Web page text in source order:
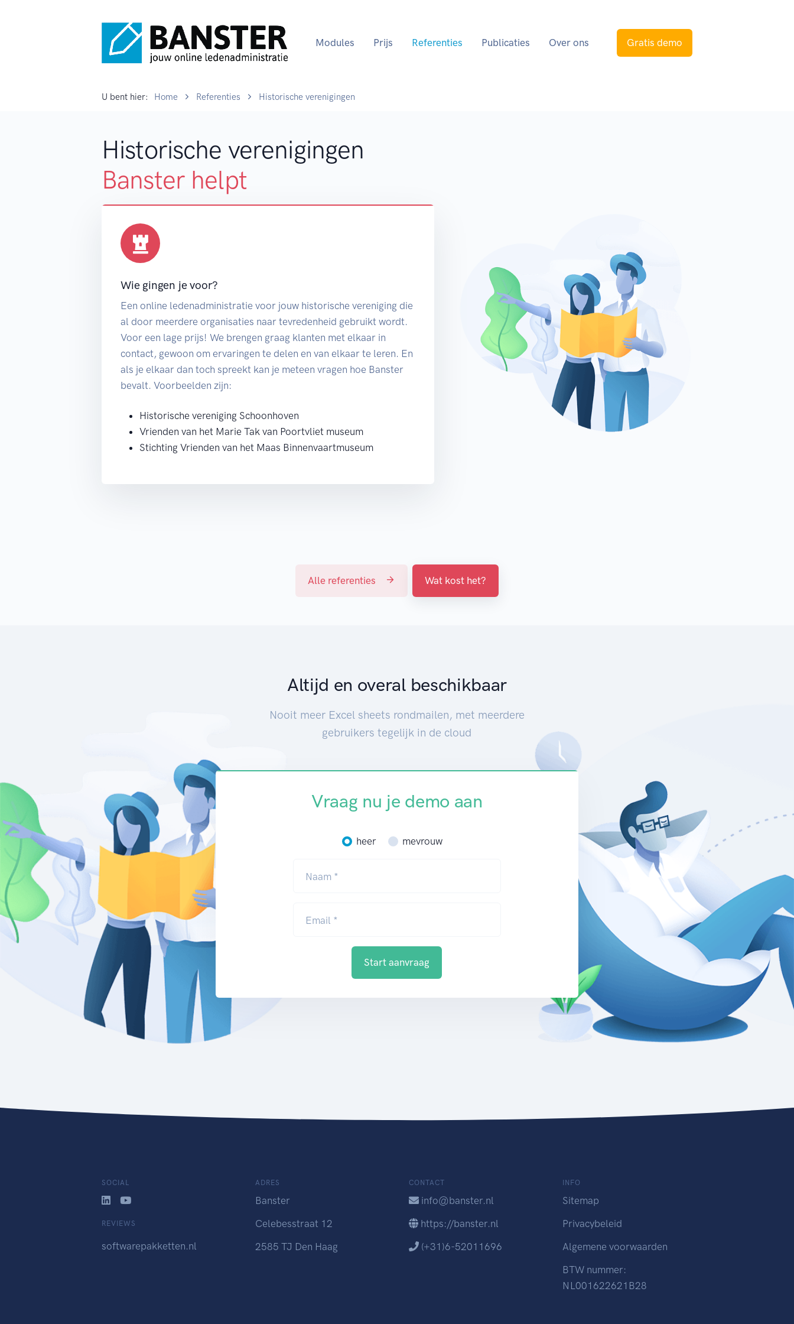
Modules Prijs Referenties Publicaties Over ons Gratis demo
U bent hier: Home Referenties Historische verenigingen
Historische verenigingen
Banster helpt
Wie gingen je voor?
Een online ledenadministratie voor jouw historische vereniging die
al door meerdere organisaties naar tevredenheid gebruikt wordt.
Voor een lage prijs! We brengen graag klanten met elkaar in
contact, gewoon om ervaringen te delen en van elkaar te leren. En
als je elkaar dan toch spreekt kan je meteen vragen hoe Banster
bevalt. Voorbeelden zijn:
Historische vereniging Schoonhoven
Vrienden van het Marie Tak van Poortvliet museum
Stichting Vrienden van het Maas Binnenvaartmuseum
Alle referenties Wat kost het?
Altijd en overal beschikbaar
Nooit meer Excel sheets rondmailen, met meerdere
gebruikers tegelijk in de cloud
Vraag nu je demo aan
heer mevrouw
Naam *
Email *
Start aanvraag
SOCIAL
REVIEWS
softwarepakketten.nl
ADRES
Banster
Celebesstraat 12
2585 TJ Den Haag
CONTACT
info@banster.nl
https://banster.nl
(+31)6-52011696
INFO
Sitemap
Privacybeleid
Algemene voorwaarden
BTW nummer:
NL001622621B28